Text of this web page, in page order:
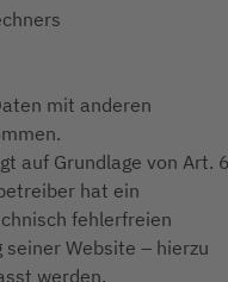
mit anderen
auf Grundlage von Art.
hat ein
fehlerfreien
Website – hierzu
werden.